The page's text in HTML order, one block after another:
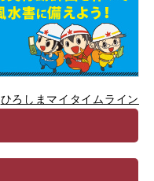
ひろしまマイタイムライン